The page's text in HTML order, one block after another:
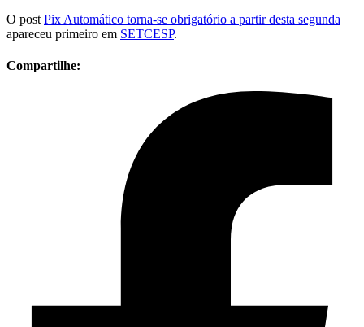
O post Pix Automático torna-se obrigatório a partir desta segunda
apareceu primeiro em SETCESP.
Compartilhe: